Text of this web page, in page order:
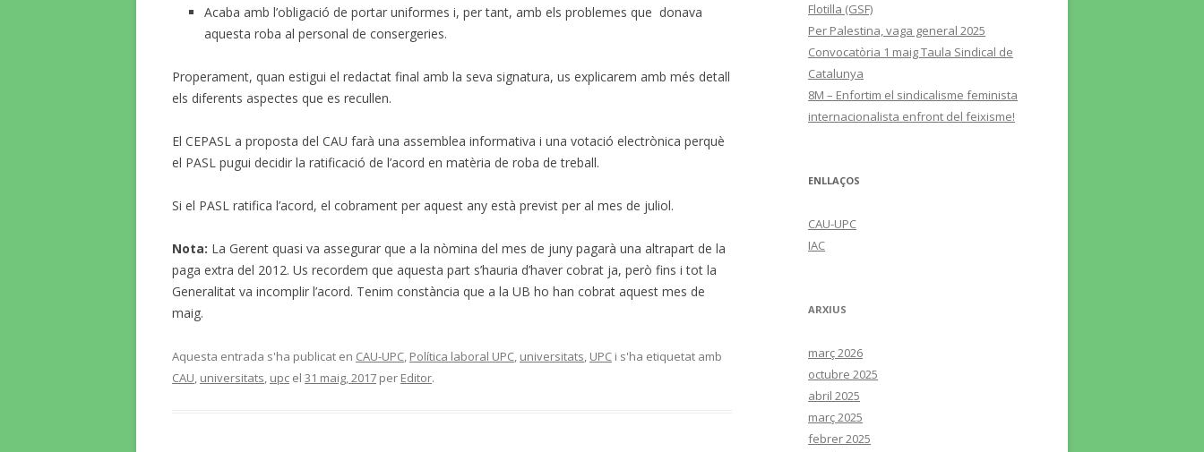
GERENT PROPOSAT I COMISSIÓ
PROCÉS ESTABILITZACIÓ,
Acaba amb l’obligació de portar uniformes i, per tant, amb els problemes que donava
aquesta roba al personal de consergeries.
Properament, quan estigui el redactat final amb la seva signatura, us explicarem amb més detall
els diferents aspectes que es recullen.
El CEPASL a proposta del CAU farà una assemblea informativa i una votació electrònica perquè
el PASL pugui decidir la ratificació de l’acord en matèria de roba de treball.
Si el PASL ratifica l’acord, el cobrament per aquest any està previst per al mes de juliol.
Nota: La Gerent quasi va assegurar que a la nòmina del mes de juny pagarà una altrapart de la
paga extra del 2012. Us recordem que aquesta part s’hauria d’haver cobrat ja, però fins i tot la
Generalitat va incomplir l’acord. Tenim constància que a la UB ho han cobrat aquest mes de
maig.
Aquesta entrada s'ha publicat en CAU-UPC, Política laboral UPC, universitats, UPC i s'ha etiquetat amb
CAU, universitats, upc el 31 maig, 2017 per Editor.
Flotilla (GSF)
Per Palestina, vaga general 2025
Convocatòria 1 maig Taula Sindical de
Catalunya
8M – Enfortim el sindicalisme feminista
internacionalista enfront del feixisme!
ENLLAÇOS
CAU-UPC
IAC
ARXIUS
març 2026
octubre 2025
abril 2025
març 2025
febrer 2025